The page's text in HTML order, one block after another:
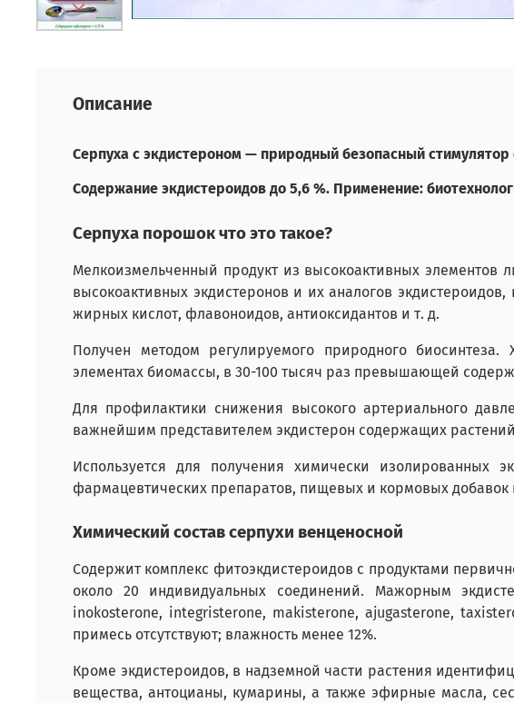
Описание
Серпуха с экдистероном — природный безопасный
Содержание экдистероидов до 5,6 %. Применение:
Серпуха порошок что это такое?
Мелкоизмельченный продукт из высокоактивных элементов
высокоактивных экдистеронов и их аналогов
жирных кислот, флавоноидов, антиоксидантов и т. д.
Получен методом регулируемого природного биосинтеза.
элементах биомассы, в 30-100 тысяч раз превышающей
Для профилактики снижения высокого артериального
важнейшим представителем экдистерон содержащих
Используется для получения химически изолированных
фармацевтических препаратов, пищевых и кормовых добавок
Химический состав серпухи венценосной
Содержит комплекс фитоэкдистероидов с продуктами
около 20 индивидуальных соединений. Мажорным
inokosterone, integristerone, makisterone, ajugasterone,
примесь отсутствуют; влажность менее 12%.
Кроме экдистероидов, в надземной части растения
вещества, антоцианы, кумарины, а также эфирные масла,